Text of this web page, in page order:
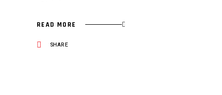
READ MORE
SHARE